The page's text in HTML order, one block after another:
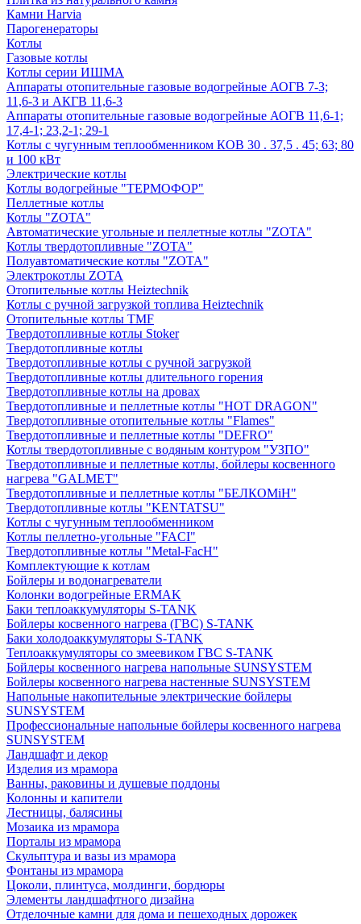
Камни Harvia
Парогенераторы
Котлы
Газовые котлы
Котлы серии ИШМА
Аппараты отопительные газовые водогрейные АОГВ 7-3;
11,6-3 и АКГВ 11,6-3
Аппараты отопительные газовые водогрейные АОГВ 11,6-1;
17,4-1; 23,2-1; 29-1
Котлы с чугунным теплообменником КОВ 30 . 37,5 . 45; 63; 80
и 100 кВт
Электрические котлы
Котлы водогрейные "ТЕРМОФОР"
Пеллетные котлы
Котлы "ZOTA"
Автоматические угольные и пеллетные котлы "ZOTA"
Котлы твердотопливные "ZOTA"
Полуавтоматические котлы "ZOTA"
Электрокотлы ZOTA
Отопительные котлы Heiztechnik
Котлы с ручной загрузкой топлива Heiztechnik
Отопительные котлы TMF
Твердотопливные котлы Stoker
Твердотопливные котлы
Твердотопливные котлы с ручной загрузкой
Твердотопливные котлы длительного горения
Твердотопливные котлы на дровах
Твердотопливные и пеллетные котлы "HOT DRAGON"
Твердотопливные отопительные котлы "Flames"
Твердотопливные и пеллетные котлы "DEFRO"
Котлы твердотопливные с водяным контуром "УЗПО"
Твердотопливные и пеллетные котлы, бойлеры косвенного
нагрева "GALMET"
Твердотопливные и пеллетные котлы "БЕЛКОМiН"
Твердотопливные котлы "KENTATSU"
Котлы с чугунным теплообменником
Котлы пеллетно-угольные "FACI"
Твердотопливные котлы "Metal-FacH"
Комплектующие к котлам
Бойлеры и водонагреватели
Колонки водогрейные ERMAK
Баки теплоаккумуляторы S-TANK
Бойлеры косвенного нагрева (ГВС) S-TANK
Баки холодоаккумуляторы S-TANK
Теплоаккумуляторы со змеевиком ГВС S-TANK
Бойлеры косвенного нагрева напольные SUNSYSTEM
Бойлеры косвенного нагрева настенные SUNSYSTEM
Напольные накопительные электрические бойлеры
SUNSYSTEM
Профессиональные напольные бойлеры косвенного нагрева
SUNSYSTEM
Ландшафт и декор
Изделия из мрамора
Ванны, раковины и душевые поддоны
Колонны и капители
Лестницы, балясины
Мозаика из мрамора
Порталы из мрамора
Скульптура и вазы из мрамора
Фонтаны из мрамора
Цоколи, плинтуса, молдинги, бордюры
Элементы ландшафтного дизайна
Отделочные камни для дома и пешеходных дорожек